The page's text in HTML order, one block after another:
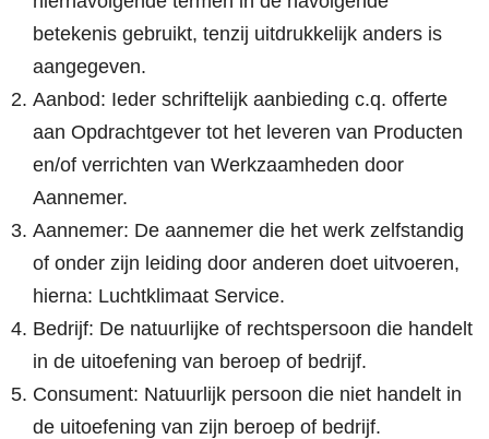
betekenis gebruikt, tenzij uitdrukkelijk anders is
aangegeven.
Aanbod: Ieder schriftelijk aanbieding c.q. offerte
aan Opdrachtgever tot het leveren van Producten
en/of verrichten van Werkzaamheden door
Aannemer.
Aannemer: De aannemer die het werk zelfstandig
of onder zijn leiding door anderen doet uitvoeren,
hierna: Luchtklimaat Service.
Bedrijf: De natuurlijke of rechtspersoon die handelt
in de uitoefening van beroep of bedrijf.
Consument: Natuurlijk persoon die niet handelt in
de uitoefening van zijn beroep of bedrijf.